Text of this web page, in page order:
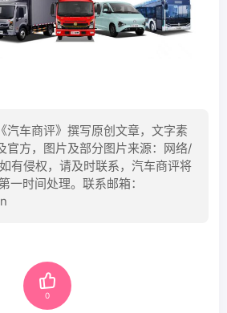
汽车商评》撰写原创文章，文字素
官方，图片及部分图片来源：网络/
有侵权，请及时联系，汽车商评将
一时间处理。联系邮箱：
0